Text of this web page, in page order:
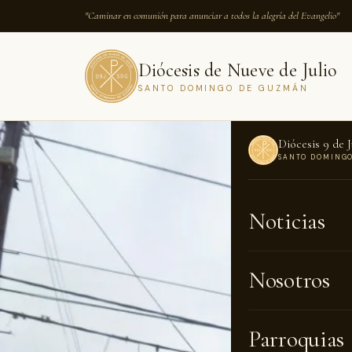
"Caminar en comunión para anunciar a todos la alegría del Evangelio"
Diócesis de Nueve de Julio
SANTO DOMINGO DE GUZMÁN
Diócesis 9 de
SANTO
Noticias
Nosotros
Parroquias
NOTICIAS ·